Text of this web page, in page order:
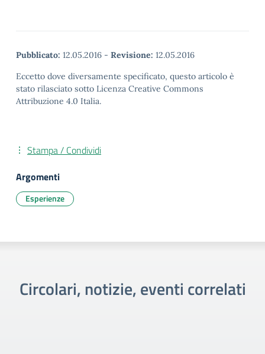
Pubblicato: 12.05.2016 - Revisione: 12.05.2016
Eccetto dove diversamente specificato, questo articolo è
stato rilasciato sotto Licenza Creative Commons
Attribuzione 4.0 Italia.
Stampa / Condividi
Argomenti
Esperienze
Circolari, notizie, eventi correlati